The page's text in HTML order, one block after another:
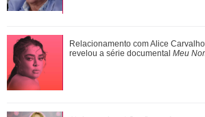
Virginia Fonseca posta trend com
jogador em telão de sua academia
Relacionamento com Alice
revelou a série documental Meu